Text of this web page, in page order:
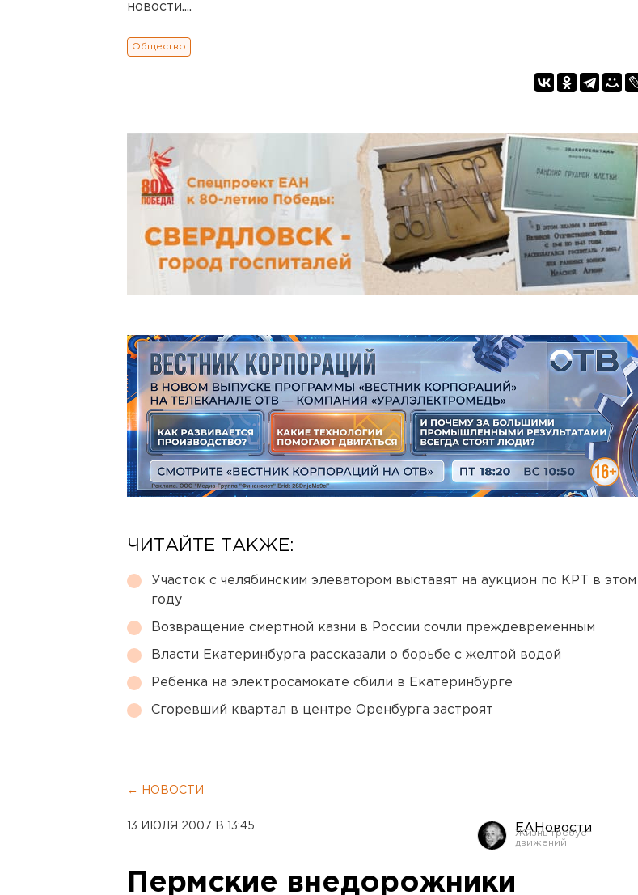
новости....
Общество
ЧИТАЙТЕ ТАКЖЕ:
Участок с челябинским элеватором выставят на аукцион по КРТ в этом
году
Возвращение смертной казни в России сочли преждевременным
Власти Екатеринбурга рассказали о борьбе с желтой водой
Ребенка на электросамокате сбили в Екатеринбурге
Сгоревший квартал в центре Оренбурга застроят
← НОВОСТИ
13 ИЮЛЯ 2007 В 13:45 ЕАНовости
Пермские внедорожники